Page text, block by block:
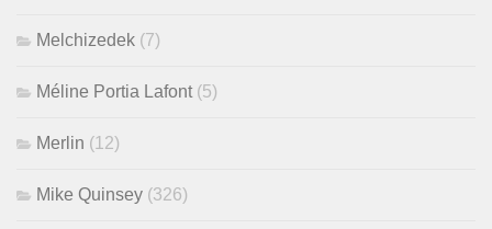
Melchizedek (7)
Méline Portia Lafont (5)
Merlin (12)
Mike Quinsey (326)